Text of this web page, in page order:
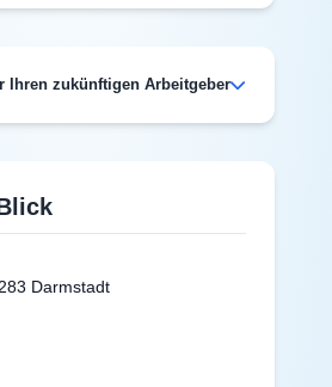
Ihren zukünftigen Arbeitgeber
Darmstadt